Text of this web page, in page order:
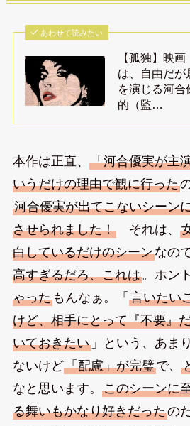
あわせて読みたい
【孤独】映
は、自由だが
を演じる河合
的（監…
本作は正直、 「河合優実が主
いうだけの理由で観に行った
河合優実が出てこないシーン
させられました！それは、
白しているだけのシーンなの
高すぎるだろ、これは。ホント
ゃったもんなぁ。「 言いたい
けど、相手にとって『不要』
いておきたい」という、あま
ないけど「配慮」が完璧で、
なと思います。 このシーンに
る舞いもかなり好きだったの